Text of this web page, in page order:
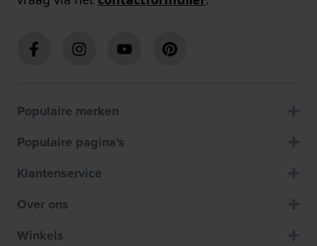
Populaire merken
Populaire pagina's
Klantenservice
Over ons
Winkels